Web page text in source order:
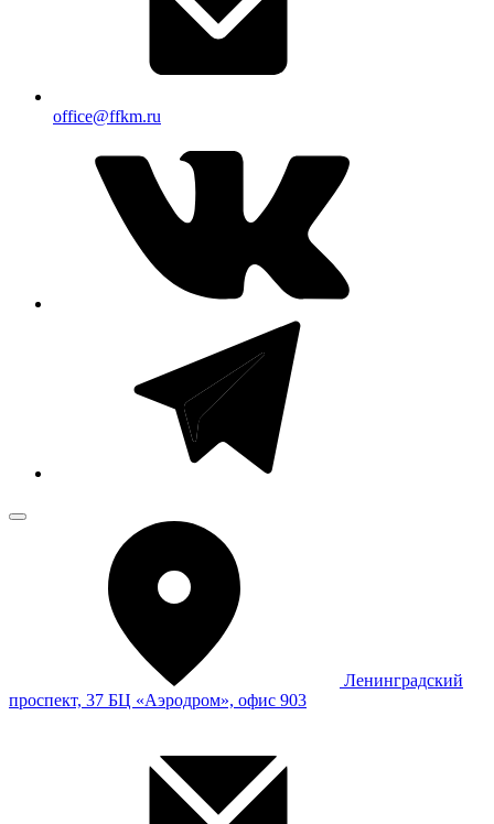
office@ffkm.ru
Ленинградский
проспект, 37 БЦ «Аэродром», офис 903